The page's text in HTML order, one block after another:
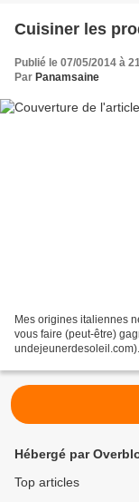
Cuisiner les
Publié le 07/05/2014 à
Par Panamsaine
Mes origines italiennes
vous faire (peut-être)
Hébergé par
Top articles